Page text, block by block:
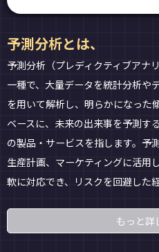
予測分析とは、
予測分析（プレディクティブアナ
一種で、大量データを統計分析や
を用いて解析し、明らかになった
ベースに、未来の出来事を予測す
の製品・サービスを指します。予
生産計画、マーケティングに活用
軟に対応でき、リスクを回避した
もっと詳